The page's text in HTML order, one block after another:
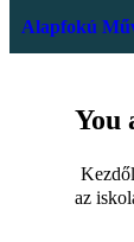
Alapfokú
You
az